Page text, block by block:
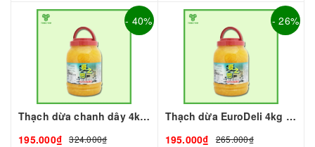
- 40%
Thạch dừa chanh dây 4kg I Nguyên Liệu Pha Chế - Tobee Food
195.000₫
324.000₫
- 26%
Thạch dừa EuroDeli 4kg I Nguyên Liệu Pha Chế - Tobee Food
195.000₫
265.000₫